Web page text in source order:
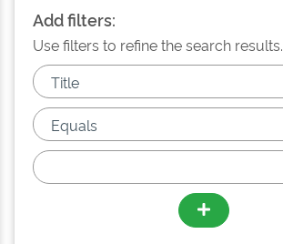
Add filters:
Use filters to refine the search results.